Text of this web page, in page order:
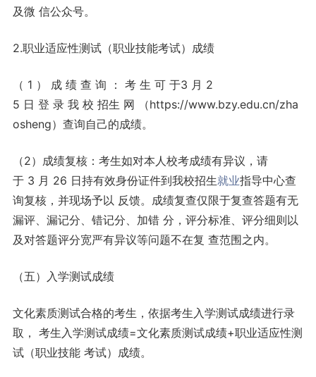
及微 信公众号。
2.职业适应性测试（职业技能考试）成绩
（ 1 ） 成 绩 查 询 ： 考 生 可 于3 月 2
5 日 登 录 我 校 招生 网 （https://www.bzy.edu.cn/zha
osheng）查询自己的成绩。
（2）成绩复核：考生如对本人校考成绩有异议，请
于 3 月 26 日持有效身份证件到我校招生就业指导中心查
询复核，并现场予以 反馈。成绩复查仅限于复查答题有无
漏评、漏记分、错记分、加错 分，评分标准、评分细则以
及对答题评分宽严有异议等问题不在复 查范围之内。
（五）入学测试成绩
文化素质测试合格的考生，依据考生入学测试成绩进行录
取， 考生入学测试成绩=文化素质测试成绩+职业适应性测
试（职业技能 考试）成绩。